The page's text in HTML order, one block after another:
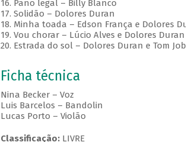
16. Pano legal – Billy Blanco
17. Solidão – Dolores Duran
18. Minha toada – Edson França e Dolores
19. Vou chorar – Lúcio Alves e Dolores Duran
20. Estrada do sol – Dolores Duran e Tom
Ficha técnica
Nina Becker – Voz
Luis Barcelos – Bandolin
Lucas Porto – Violão
Classificação:LIVRE